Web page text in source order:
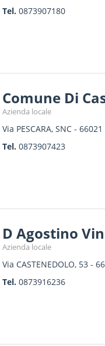
Tel. 0873907180
Comune Di
Azienda locale
Via PESCARA, SNC- 66021
Tel. 0873907423
D Agostino
Azienda locale
Via CASTENEDOLO, 53-
Tel. 0873916236